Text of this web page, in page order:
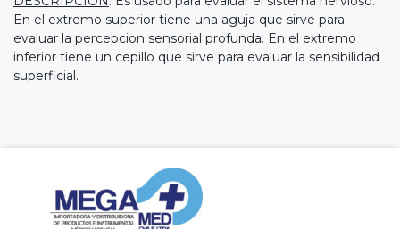
En el extremo superior tiene una aguja que sirve para
evaluar la percepcion sensorial profunda. En el extremo
inferior tiene un cepillo que sirve para evaluar la sensibilidad
superficial.